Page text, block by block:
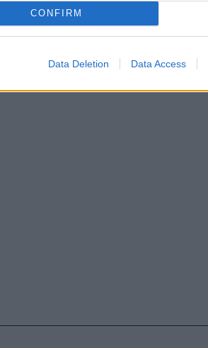
CONFIRM
Data Deletion Data Access